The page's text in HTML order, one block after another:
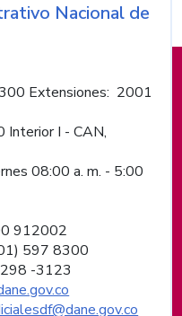
página
Nacional de
Extensiones: 2001
Interior I - CAN,
08:00 a. m. - 5:00
912002
597 8300
-3123